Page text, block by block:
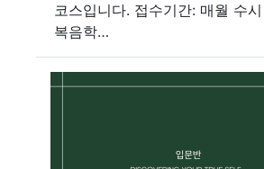
코스입니다. 접수기간: 매월 수
복음학…